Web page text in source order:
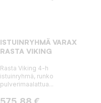
ISTUINRYHMÄ VARAX
RASTA VIKING
Rasta Viking 4-h
istuinryhmä, runko
pulverimaalattua...
Hinta